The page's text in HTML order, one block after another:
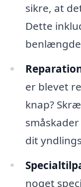
sikre, at
Dette
er blevet
knap?
dit
noget